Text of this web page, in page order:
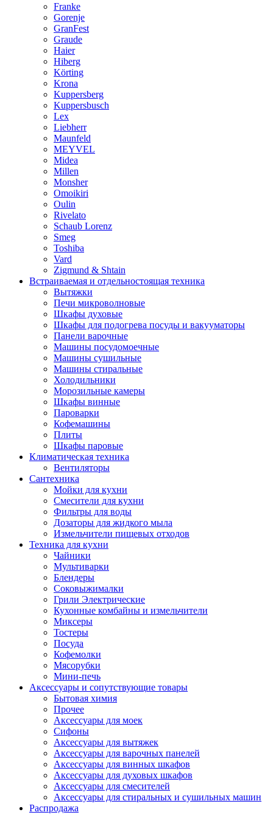
Franke
Gorenje
GranFest
Graude
Haier
Hiberg
Körting
Krona
Kuppersberg
Kuppersbusch
Lex
Liebherr
Maunfeld
MEYVEL
Midea
Millen
Monsher
Omoikiri
Oulin
Rivelato
Schaub Lorenz
Smeg
Toshiba
Vard
Zigmund & Shtain
Встраиваемая и отдельностоящая техника
Вытяжки
Печи микроволновые
Шкафы духовые
Шкафы для подогрева посуды и вакууматоры
Панели варочные
Машины посудомоечные
Машины сушильные
Машины стиральные
Холодильники
Морозильные камеры
Шкафы винные
Пароварки
Кофемашины
Плиты
Шкафы паровые
Климатическая техника
Вентиляторы
Сантехника
Мойки для кухни
Смесители для кухни
Фильтры для воды
Дозаторы для жидкого мыла
Измельчители пищевых отходов
Техника для кухни
Чайники
Мультиварки
Блендеры
Соковыжималки
Грили Электрические
Кухонные комбайны и измельчители
Миксеры
Тостеры
Посуда
Кофемолки
Мясорубки
Мини-печь
Аксессуары и сопутствующие товары
Бытовая химия
Прочее
Аксессуары для моек
Сифоны
Аксессуары для вытяжек
Аксессуары для варочных панелей
Аксессуары для винных шкафов
Аксессуары для духовых шкафов
Аксессуары для смесителей
Аксессуары для стиральных и сушильных машин
Распродажа